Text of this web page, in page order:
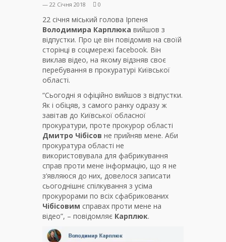
— 22 Січня 2018 0
22 січня міський голова Ірпеня
Володимира Карплюка вийшов з
відпустки. Про це він повідомив на своїй
сторінці в соцмережі facebook. Він
виклав відео, на якому відзняв своє
перебування в прокуратурі Київської
області.
“Сьогодні я офіційно вийшов з відпустки.
Як і обіцяв, з самого ранку одразу ж
завітав до Київської обласної
прокуратури, проте прокурор області
Дмитро Чібісов не прийняв мене. Аби
прокуратура області не
використовувала для фабрикування
справ проти мене інформацію, що я не
з‘являюся до них, довелося записати
сьогоднішнє спілкування з усіма
прокурорами по всіх сфабрикованих
Чібісовим справах проти мене на
відео”, – повідомляє Карплюк.